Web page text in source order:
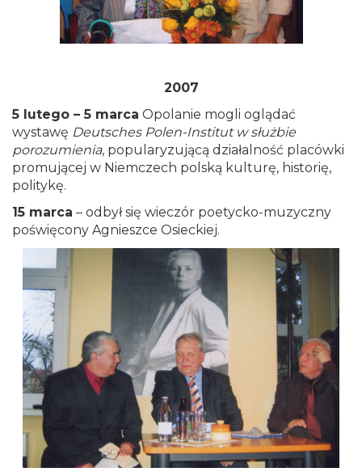
2007
5 lutego – 5 marca Opolanie mogli oglądać
wystawę Deutsches Polen-Institut w służbie
porozumienia, popularyzującą działalność placówki
promującej w Niemczech polską kulturę, historię,
politykę.
15 marca – odbył się wieczór poetycko-muzyczny
poświęcony Agnieszce Osieckiej.